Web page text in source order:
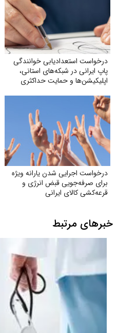
درخواست استعدادیابی خوانندگی
پاپ ایرانی در شبکه‌های استانی،
اپلیکیشن‌ها و حمایت حداکثری
موسیقی غربی
درخواست اجرایی شدن یارانه ویژه
برای صرفه‌جویی قبض انرژی و
قرعه‌کشی کالای ایرانی
خبرهای مرتبط